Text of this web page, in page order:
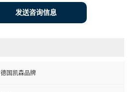
发送咨询信息
德国凯森品牌